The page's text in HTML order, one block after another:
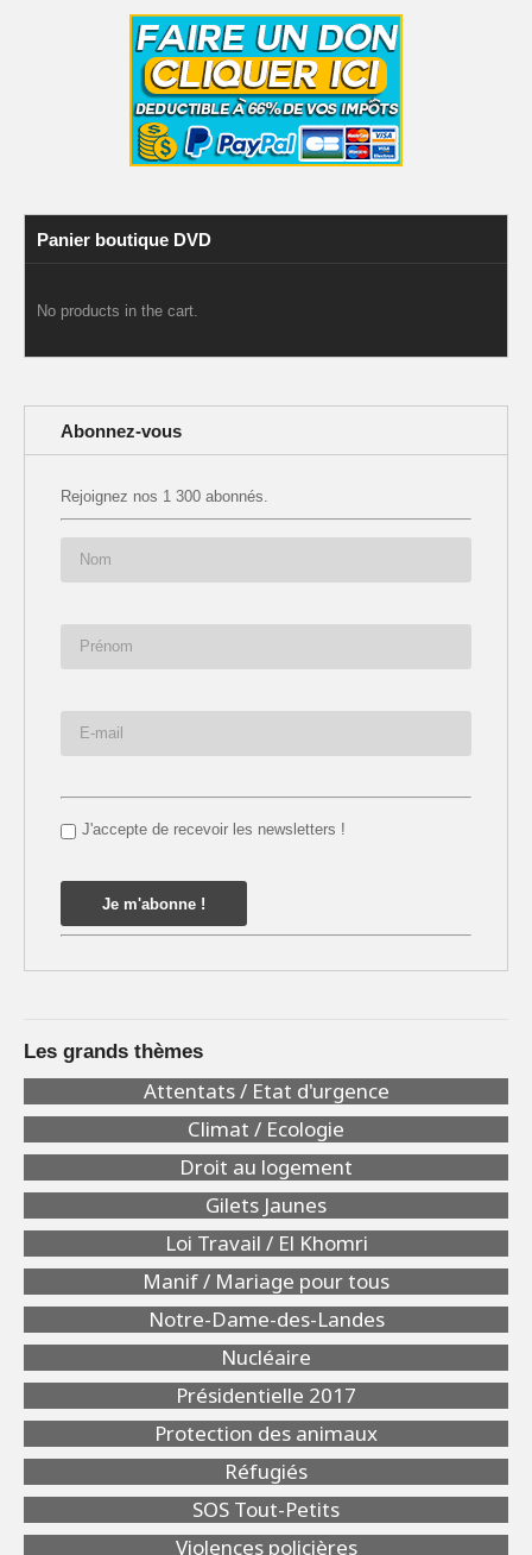
Panier boutique DVD
No products in the cart.
Abonnez-vous
Rejoignez nos 1 300 abonnés.
J'accepte de recevoir les newsletters !
Les grands thèmes
Attentats / Etat d'urgence
Climat / Ecologie
Droit au logement
Gilets Jaunes
Loi Travail / El Khomri
Manif / Mariage pour tous
Notre-Dame-des-Landes
Nucléaire
Présidentielle 2017
Protection des animaux
Réfugiés
SOS Tout-Petits
Violences policières